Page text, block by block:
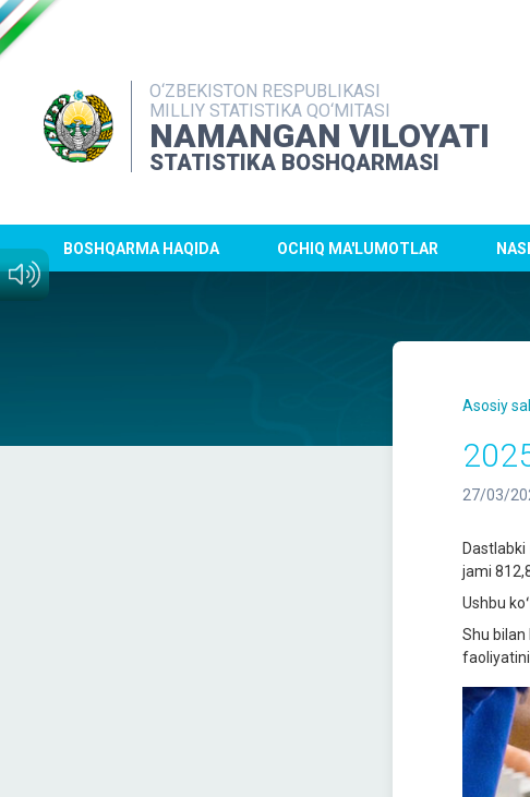
O‘ZBEKISTON RESPUBLIKASI
MILLIY STATISTIKA QO‘MITASI
NAMANGAN VILOYATI
STATISTIKA BOSHQARMASI
BOSHQARMA HAQIDA OCHIQ MA'LUMOTLAR
Asosiy
27/03/
jami
Ushbu
Shu bilan
faoliyatini